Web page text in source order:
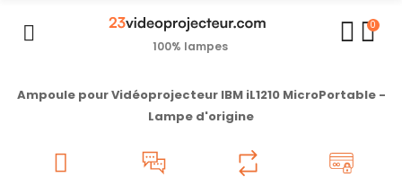
100% lampes
0
Ampoule pour Vidéoprojecteur IBM iL1210 MicroPortable -
Lampe d'origine